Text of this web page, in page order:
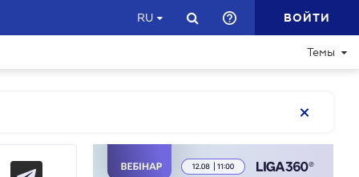
RU ВОЙТИ
Темы